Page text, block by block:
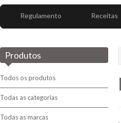
Regulamento Receitas
Produtos
Todos os produtos
Todas as categorias
Todas as marcas